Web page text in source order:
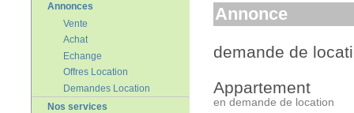
Annonces
Vente
Achat
Echange
Offres Location
Demandes Location
Nos services
Annonce
demande de
Appartement
en demande de location